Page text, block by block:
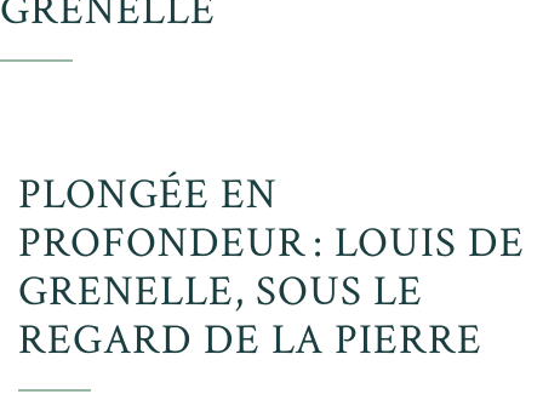
PLONGÉE EN
PROFONDEUR : LOUIS DE
GRENELLE, SOUS LE
REGARD DE LA PIERRE